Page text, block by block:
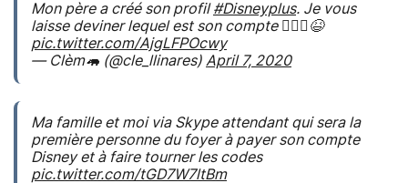
Mon père a créé son profil#Disneyplus. Je vous
laisse deviner lequel est son compte 🤷🏻‍♀️😆
pic.twitter.com/AjgLFPOcwy
— Clèm🦛 (@cle_llinares) April 7, 2020
Ma famille et moi via Skype attendant qui sera la
première personne du foyer à payer son compte
Disney et à faire tourner les codes
pic.twitter.com/tGD7W7ltBm